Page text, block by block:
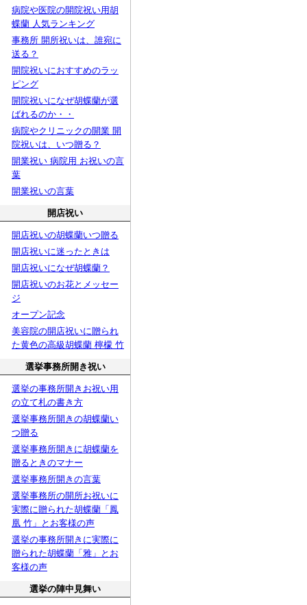
病院や医院の開院祝い用胡
蝶蘭 人気ランキング
事務所 開所祝いは、誰宛に
送る？
開院祝いにおすすめのラッ
ピング
開院祝いになぜ胡蝶蘭が選
ばれるのか・・
病院やクリニックの開業 開
院祝いは、いつ贈る？
開業祝い 病院用 お祝いの言
葉
開業祝いの言葉
開店祝い
開店祝いの胡蝶蘭いつ贈る
開店祝いに迷ったときは
開店祝いになぜ胡蝶蘭？
開店祝いのお花とメッセー
ジ
オープン記念
美容院の開店祝いに贈られ
た黄色の高級胡蝶蘭 檸檬 竹
選挙事務所開き祝い
選挙の事務所開きお祝い用
の立て札の書き方
選挙事務所開きの胡蝶蘭い
つ贈る
選挙事務所開きに胡蝶蘭を
贈るときのマナー
選挙事務所開きの言葉
選挙事務所の開所お祝いに
実際に贈られた胡蝶蘭「鳳
凰 竹」とお客様の声
選挙の事務所開きに実際に
贈られた胡蝶蘭「雅」とお
客様の声
選挙の陣中見舞い